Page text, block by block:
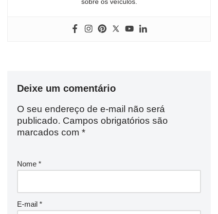
Deixe um comentário
O seu endereço de e-mail não será
publicado. Campos obrigatórios são
marcados com *
Nome *
E-mail *